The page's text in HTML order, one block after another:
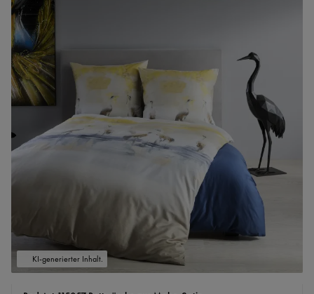
KI-generierter Inhalt.